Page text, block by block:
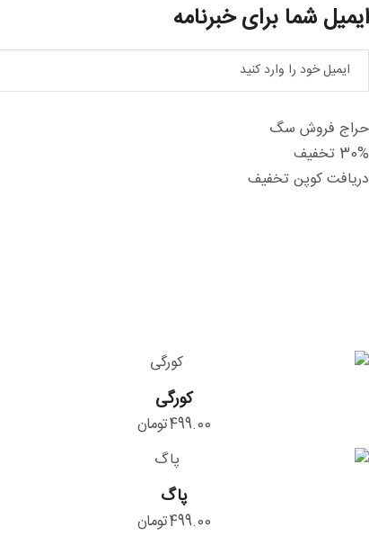
ایمیل شما برای خبرنامه
حراج فروش سگ
30% تخفیف
دریافت کوپن تخفیف
کورگی
کورگی
499.00تومان
پاگ
پاگ
499.00تومان